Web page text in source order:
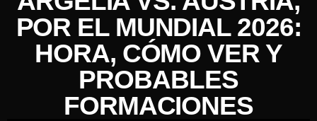
POR EL MUNDIAL 2026:
HORA, CÓMO VER Y
PROBABLES
FORMACIONES